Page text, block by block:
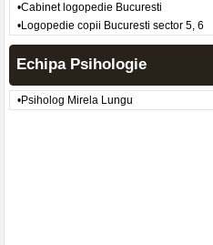
•Cabinet logopedie Bucuresti
•Logopedie copii Bucuresti sector 5, 6
Echipa Psihologie
•Psiholog Mirela Lungu